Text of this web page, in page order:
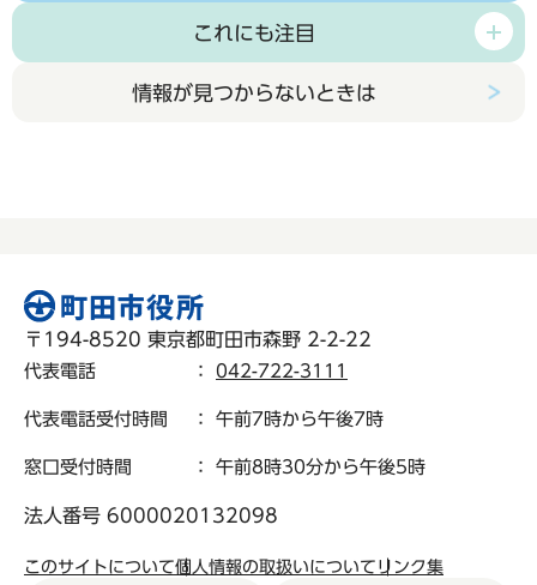
これにも注目
情報が見つからないときは
〒194-8520 東京都町田市森野 2-2-22
代表電話 ： 042-722-3111
代表電話受付時間 ： 午前7時から午後7時
窓口受付時間 ： 午前8時30分から午後5時
法人番号 6000020132098
このサイトについて個人情報の取扱いについて リンク集